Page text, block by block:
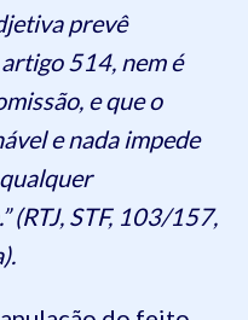
prevê
514, nem é
e que o
e nada impede
(RTJ, STF, 103/157,